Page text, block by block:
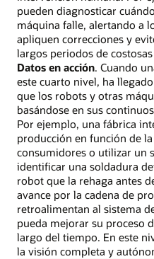
pueden diagnosticar
máquina falle, alertando a
apliquen correcciones y
largos periodos de
Datos en acción. Cuando
este cuarto nivel, ha
que los robots y otras
basándose en sus
Por ejemplo, una fábrica
producción en función de
consumidores o utilizar un
identificar una soldadura
robot que la rehaga antes
avance por la cadena de
retroalimentan al sistema
pueda mejorar su proceso
largo del tiempo. En este
la visión completa y